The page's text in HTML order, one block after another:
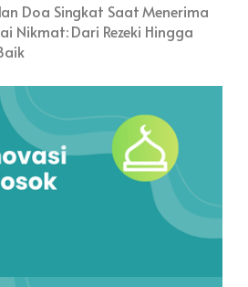
Doa Singkat Saat Menerima
Nikmat: Dari Rezeki Hingga